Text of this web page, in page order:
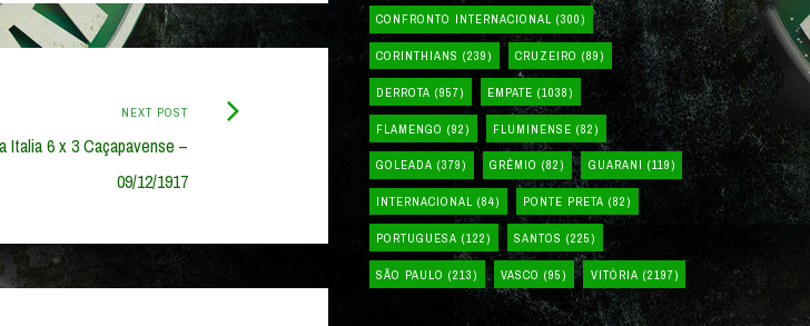
NEXT POST
Italia 6 x 3 Caçapavense –
09/12/1917
Next
CONFRONTO INTERNACIONAL (300)
CORINTHIANS (239) CRUZEIRO (89)
DERROTA (957) EMPATE (1038)
FLAMENGO (92) FLUMINENSE (82)
GOLEADA (379) GRÊMIO (82) GUARANI (119)
INTERNACIONAL (84) PONTE PRETA (82)
PORTUGUESA (122) SANTOS (225)
SÃO PAULO (213) VASCO (95) VITÓRIA (2197)